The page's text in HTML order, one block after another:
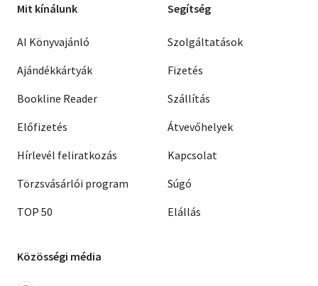
Mit kínálunk
AI Könyvajánló
Ajándékkártyák
Bookline Reader
Előfizetés
Hírlevél feliratkozás
Törzsvásárlói program
TOP 50
Segítség
Szolgáltatások
Fizetés
Szállítás
Átvevőhelyek
Kapcsolat
Súgó
Elállás
Közösségi média